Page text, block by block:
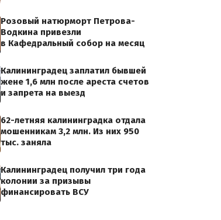
Розовый натюрморт Петрова-
Водкина привезли
в Кафедральный собор на месяц
Калининградец заплатил бывшей
жене 1,6 млн после ареста счетов
и запрета на выезд
62-летняя калининградка отдала
мошенникам 3,2 млн. Из них 950
тыс. заняла
Калининградец получил три года
колонии за призывы
финансировать ВСУ